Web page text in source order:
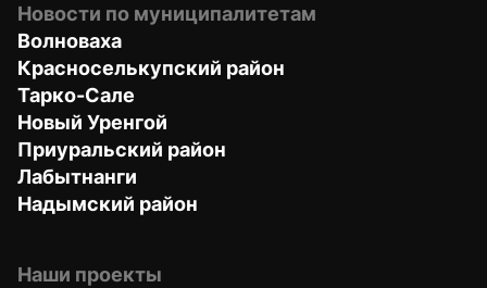
Новости по муниципалитетам
Волноваха
Красноселькупский район
Тарко-Сале
Новый Уренгой
Приуральский район
Лабытнанги
Надымский район
Наши проекты